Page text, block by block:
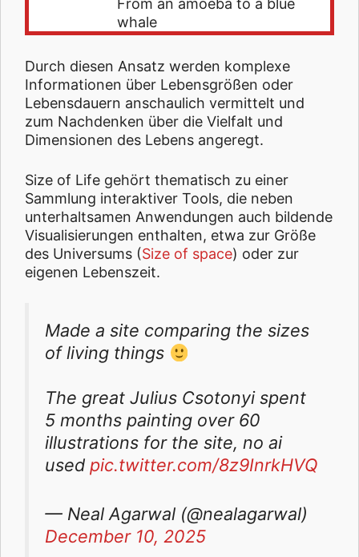
From an amoeba to a blue
whale
Durch diesen Ansatz werden komplexe
Informationen über Lebensgrößen oder
Lebensdauern anschaulich vermittelt und
zum Nachdenken über die Vielfalt und
Dimensionen des Lebens angeregt.
Size of Life gehört thematisch zu einer
Sammlung interaktiver Tools, die neben
unterhaltsamen Anwendungen auch bildende
Visualisierungen enthalten, etwa zur Größe
des Universums (Size of space) oder zur
eigenen Lebenszeit.
Made a site comparing the sizes
of living things
The great Julius Csotonyi spent
5 months painting over 60
illustrations for the site, no ai
used pic.twitter.com/8z9InrkHVQ
— Neal Agarwal (@nealagarwal)
December 10, 2025